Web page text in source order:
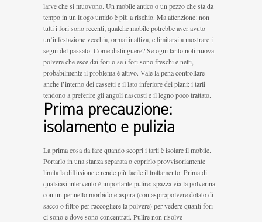
larve che si muovono. Un mobile antico o un pezzo che sta da
tempo in un luogo umido è più a rischio. Ma attenzione: non
tutti i fori sono recenti; qualche mobile potrebbe aver avuto
un’infestazione vecchia, ormai inattiva, e limitarsi a mostrare i
segni del passato. Come distinguere? Se ogni tanto noti nuova
polvere che esce dai fori o se i fori sono freschi e netti,
probabilmente il problema è attivo. Vale la pena controllare
anche l’interno dei cassetti e il lato inferiore dei piani: i tarli
tendono a preferire gli angoli nascosti e il legno poco trattato.
Prima precauzione:
isolamento e pulizia
La prima cosa da fare quando scopri i tarli è isolare il mobile.
Portarlo in una stanza separata o coprirlo provvisoriamente
limita la diffusione e rende più facile il trattamento. Prima di
qualsiasi intervento è importante pulire: spazza via la polverina
con un pennello morbido e aspira (con aspirapolvere dotato di
sacco o filtro per raccogliere la polvere) per vedere quanti fori
ci sono e dove sono concentrati. Pulire non risolve